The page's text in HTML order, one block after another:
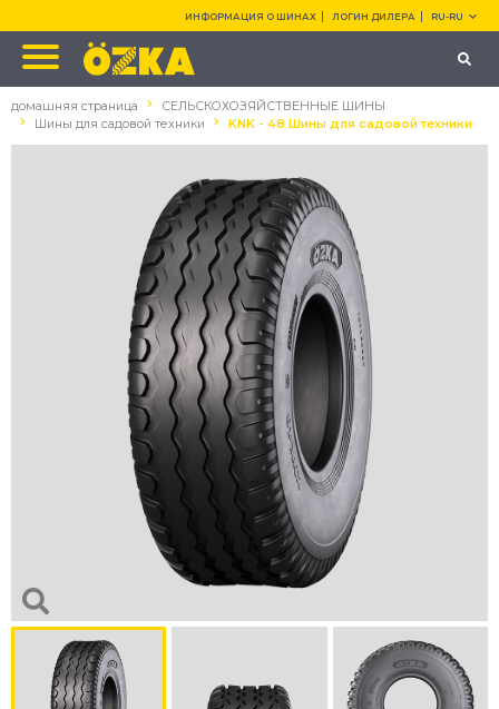
ИНФОРМАЦИЯ О ШИНАХ ЛОГИН ДИЛЕРА RU-RU
домашняя страница
СЕЛЬСКОХОЗЯЙСТВЕННЫЕ ШИНЫ
Шины для садовой техники
KNK - 48 Шины для садовой техники